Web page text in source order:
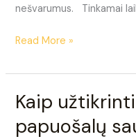
nešvarumus. Tinkamai
Read More »
Kaip
papuošalų
Kaip
užtikrinti
juvelyrikos